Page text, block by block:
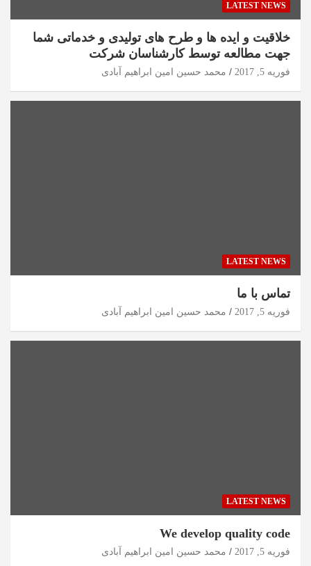
LATEST NEWS
خلاقیت و ایده ها و طرح های تولیدی و خدماتی شما
جهت مطالعه توسط کارشناسان شرکت
فوریه 5, 2017 محمد حسین امین ابراهیم آبادی
LATEST NEWS
تماس با ما
فوریه 5, 2017 محمد حسین امین ابراهیم آبادی
LATEST NEWS
We develop quality code
فوریه 5, 2017 محمد حسین امین ابراهیم آبادی